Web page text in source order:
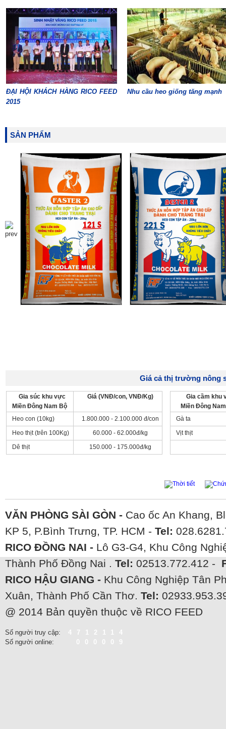
ĐẠI HỘI KHÁCH HÀNG RICO FEED
2015
Nhu cầu heo giống tăng mạnh
SẢN PHẨM
Giá cả thị trường nông
Gia súc khu vực
Miền Đông Nam Bộ
Giá (VNĐ/con, VNĐ/Kg)
Heo con (10kg)
1.800.000 - 2.100.000 đ/con
Heo thịt (trên 100Kg)
60.000 - 62.000đ/kg
Dê thịt
150.000 - 175.000đ/kg
Gia cầm khu
Miền Đông
Gà ta
Vịt thịt
Thời tiết
VĂN PHÒNG SÀI GÒN - Cao ốc An Khang,
KP 5, P.Bình Trưng, TP. HCM - Tel:
RICO ĐỒNG NAI - Lô G3-G4, Khu Công
Thành Phố Đồng Nai . Tel: 02513.772.412 -
RICO HẬU GIANG - Khu Công Nghiệp Tân
Xuân, Thành Phố Cần Thơ. Tel:
@ 2014 Bản quyền thuộc về RICO FEED
Số người truy cập:
4712114
Số người online:
000009